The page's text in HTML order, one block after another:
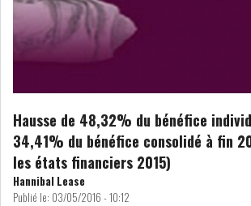
FINANCE
Hausse de 48,32% du bénéfice
34,41% du bénéfice consolidé à fin
les états financiers 2015)
Hannibal Lease
Publié le: 03/05/2016 - 10:12